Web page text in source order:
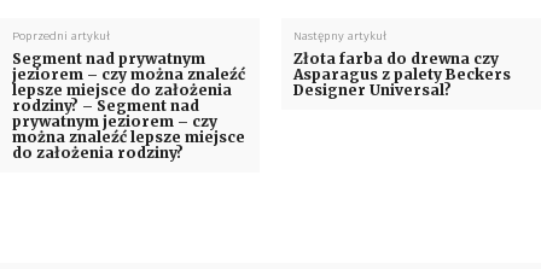
Poprzedni artykuł
Segment nad prywatnym
jeziorem – czy można znaleźć
lepsze miejsce do założenia
rodziny? – Segment nad
prywatnym jeziorem – czy
można znaleźć lepsze miejsce
do założenia rodziny?
Następny artykuł
Złota farba do drewna czy
Asparagus z palety Beckers
Designer Universal?